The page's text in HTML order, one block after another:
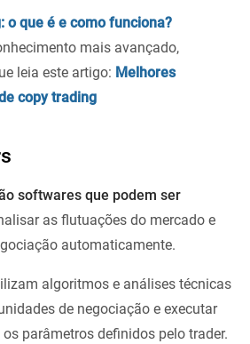
o que é e como funciona?
mais avançado,
leia este artigo: Melhores
copy trading
softwares que podem ser
as flutuações do mercado e
automaticamente.
algoritmos e análises técnicas
de negociação e executar
parâmetros definidos pelo trader.